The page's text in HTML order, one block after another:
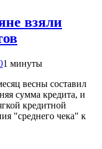
взяли
1 минуты
весны составил
сумма кредита, и
кредитной
"среднего чека" к